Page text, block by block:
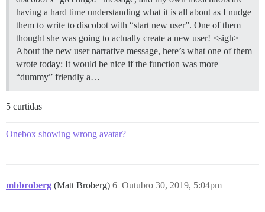
having a hard time understanding what it is all about as I nudge
them to write to discobot with “start new user”. One of them
thought she was going to actually create a new user! <sigh>
About the new user narrative message, here’s what one of them
wrote today: It would be nice if the function was more
“dummy” friendly a…
5 curtidas
Onebox showing wrong avatar?
mbbroberg (Matt Broberg) Outubro 30, 2019, 5:04pm
6